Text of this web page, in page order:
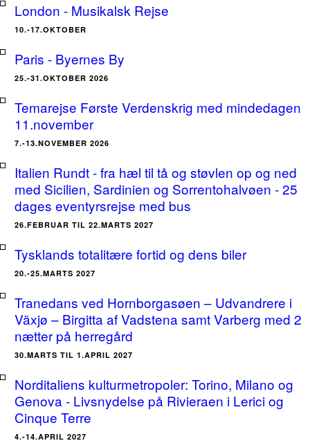
London - Musikalsk Rejse
10.-17.OKTOBER
Paris - Byernes By
25.-31.OKTOBER 2026
Temarejse Første Verdenskrig med mindedagen
11.november
7.-13.NOVEMBER 2026
Italien Rundt - fra hæl til tå og støvlen op og ned
med Sicilien, Sardinien og Sorrentohalvøen - 25
dages eventyrsrejse med bus
26.FEBRUAR TIL 22.MARTS 2027
Tysklands totalitære fortid og dens biler
20.-25.MARTS 2027
Tranedans ved Hornborgasøen – Udvandrere i
Växjø – Birgitta af Vadstena samt Varberg med 2
nætter på herregård
30.MARTS TIL 1.APRIL 2027
Norditaliens kulturmetropoler: Torino, Milano og
Genova - Livsnydelse på Rivieraen i Lerici og
Cinque Terre
4.-14.APRIL 2027